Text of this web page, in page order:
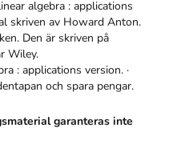
algebra : applications
skriven av Howard Anton.
Den är skriven på
Wiley.
: applications version. ·
och spara pengar.
garanteras inte